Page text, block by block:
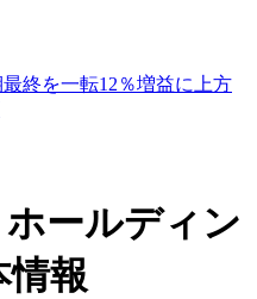
終を一転12％増益に上方
ールディン
情報